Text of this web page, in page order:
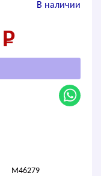
В наличии
M46279